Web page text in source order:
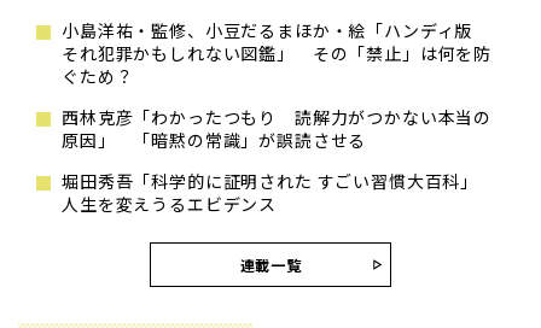
小島洋祐・監修、小豆だるまほか・絵「ハンディ版
それ犯罪かもしれない図鑑」 その「禁止」は何を防
ぐため？
西林克彦「わかったつもり 読解力がつかない本当の
原因」 「暗黙の常識」が誤読させる
堀田秀吾「科学的に証明された すごい習慣大百科」
人生を変えうるエビデンス
連載一覧